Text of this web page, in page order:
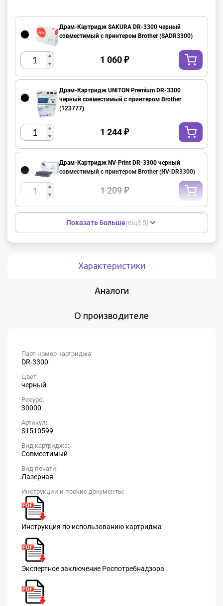
Драм-Картридж SAKURA DR-3300 черный
совместимый с принтером Brother (SADR3300)
1 060 ₽
Драм-Картридж UNITON Premium DR-3300
черный совместимый с принтером Brother
(123777)
1 244 ₽
Драм-Картридж NV-Print DR-3300 черный
совместимый с принтером Brother (NV-DR3300)
1 209 ₽
Показать больше(ещё 5)
Характеристики
Аналоги
О производителе
Парт-номер картриджа:
DR-3300
Цвет:
черный
Ресурс:
30000
Артикул:
S1510599
Вид картриджа:
Совместимый
Вид печати:
Лазерная
Инструкции и прочие документы:
Инструкция по использованию картриджа
Экспертное заключение Роспотребнадзора